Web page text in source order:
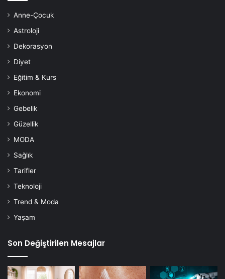
Anne-Çocuk
Astroloji
Dekorasyon
Diyet
Eğitim & Kurs
Ekonomi
Gebelik
Güzellik
MODA
Sağlık
Tarifler
Teknoloji
Trend & Moda
Yaşam
Son Değiştirilen Mesajlar